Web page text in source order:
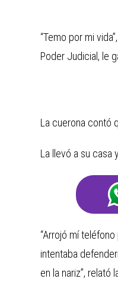
“Temo por mi
Poder Judicial, le
La cuerona contó
La llevó a su casa
“Arrojó mí
intentaba
en la nariz”, relató